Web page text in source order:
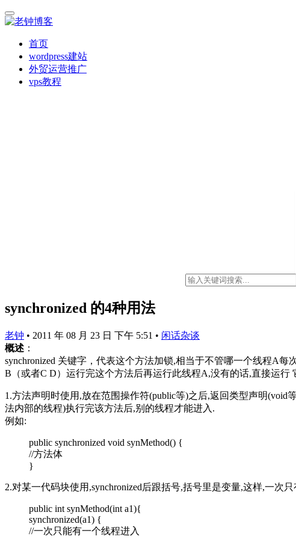
首页
wordpress建站
外贸运营推广
vps教程
synchronized 的4种用法
老钟 • 2011 年 08 月 23 日 下午 5:51 • 闲话杂谈
概述 ：
synchronized 关键字，代表这个方法加锁,相当于不管哪一个线程A
B（或者C D）运行完这个方法后再运行此线程A,没有的话,直接运行
1.方法声明时使用,放在范围操作符(public等)之后,返回类型声明
法内部的线程)执行完该方法后,别的线程才能进入.
例如:
public synchronized void synMethod() {
//方法体
}
2.对某一代码块使用,synchronized后跟括号,括号里是变量,这样,一次
public int synMethod(int a1){
synchronized(a1) {
//一次只能有一个线程进入